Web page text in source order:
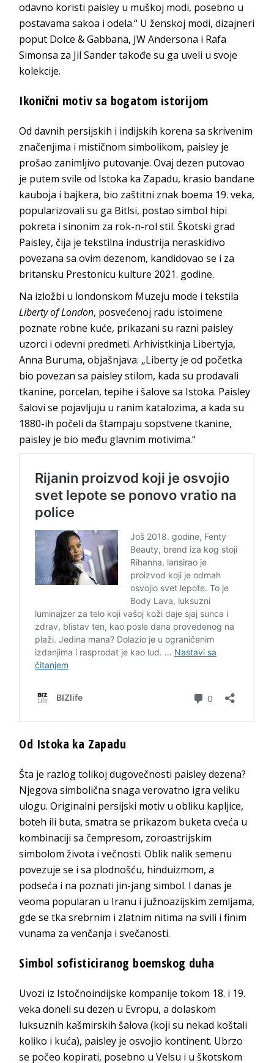
odavno koristi paisley u muškoj modi, posebno u
postavama sakoa i odela.“ U ženskoj modi, dizajneri
poput Dolce & Gabbana, JW Andersona i Rafa
Simonsa za Jil Sander takođe su ga uveli u svoje
kolekcije.
Ikonični motiv sa bogatom istorijom
Od davnih persijskih i indijskih korena sa skrivenim
značenjima i mističnom simbolikom, paisley je
prošao zanimljivo putovanje. Ovaj dezen putovao
je putem svile od Istoka ka Zapadu, krasio bandane
kauboja i bajkera, bio zaštitni znak boema 19. veka,
popularizovali su ga Bitlsi, postao simbol hipi
pokreta i sinonim za rok-n-rol stil. Škotski grad
Paisley, čija je tekstilna industrija neraskidivo
povezana sa ovim dezenom, kandidovao se i za
britansku Prestonicu kulture 2021. godine.
Na izložbi u londonskom Muzeju mode i tekstila
Liberty of London, posvećenoj radu istoimene
poznate robne kuće, prikazani su razni paisley
uzorci i odevni predmeti. Arhivistkinja Libertyja,
Anna Buruma, objašnjava: „Liberty je od početka
bio povezan sa paisley stilom, kada su prodavali
tkanine, porcelan, tepihe i šalove sa Istoka. Paisley
šalovi se pojavljuju u ranim katalozima, a kada su
1880-ih počeli da štampaju sopstvene tkanine,
paisley je bio među glavnim motivima.“
Od Istoka ka Zapadu
Šta je razlog tolikoj dugovečnosti paisley dezena?
Njegova simbolična snaga verovatno igra veliku
ulogu. Originalni persijski motiv u obliku kapljice,
boteh ili buta, smatra se prikazom buketa cveća u
kombinaciji sa čempresom, zoroastrijskim
simbolom života i večnosti. Oblik nalik semenu
povezuje se i sa plodnošću, hinduizmom, a
podseća i na poznati jin-jang simbol. I danas je
veoma popularan u Iranu i južnoazijskim zemljama,
gde se tka srebrnim i zlatnim nitima na svili i finim
vunama za venčanja i svečanosti.
Simbol sofisticiranog boemskog duha
Uvozi iz Istočnoindijske kompanije tokom 18. i 19.
veka doneli su dezen u Evropu, a dolaskom
luksuznih kašmirskih šalova (koji su nekad koštali
koliko i kuća), paisley je osvojio kontinent. Ubrzo
se počeo kopirati, posebno u Velsu i u škotskom